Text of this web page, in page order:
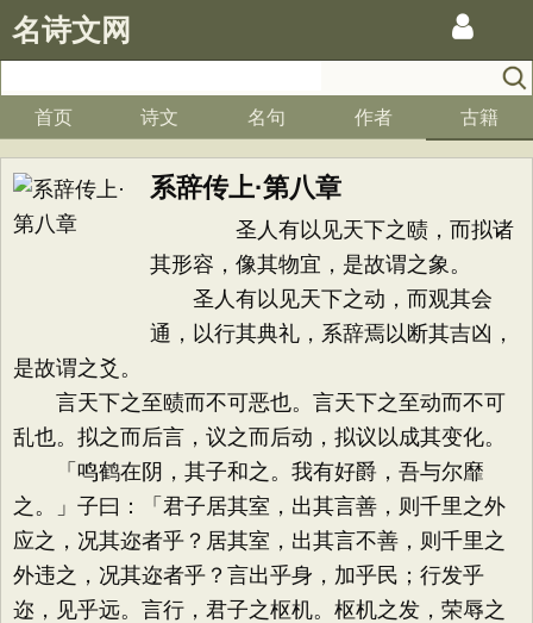
名诗文网
首页 诗文 名句 作者 古籍
系辞传上·第八章
圣人有以见天下之赜，而拟诸
其形容，像其物宜，是故谓之象。
圣人有以见天下之动，而观其会
通，以行其典礼，系辞焉以断其吉凶，
是故谓之爻。
言天下之至赜而不可恶也。言天下之至动而不可
乱也。拟之而后言，议之而后动，拟议以成其变化。
「鸣鹤在阴，其子和之。我有好爵，吾与尔靡
之。」子曰：「君子居其室，出其言善，则千里之外
应之，况其迩者乎？居其室，出其言不善，则千里之
外违之，况其迩者乎？言出乎身，加乎民；行发乎
迩，见乎远。言行，君子之枢机。枢机之发，荣辱之